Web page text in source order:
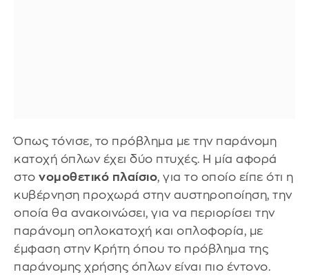
Όπως τόνισε, το πρόβλημα με την παράνομη
κατοχή όπλων έχει δύο πτυχές. Η μία αφορά
στο νομοθετικό πλαίσιο, για το οποίο είπε ότι η
κυβέρνηση προχωρά στην αυστηροποίηση, την
οποία θα ανακοινώσει, για να περιορίσει την
παράνομη οπλοκατοχή και οπλοφορία, με
έμφαση στην Κρήτη όπου το πρόβλημα της
παράνομης χρήσης όπλων είναι πιο έντονο.